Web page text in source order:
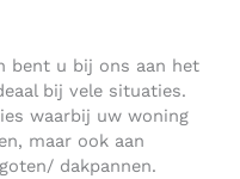
bent u bij ons aan het
bij vele situaties.
waarbij uw woning
maar ook aan
dakpannen.